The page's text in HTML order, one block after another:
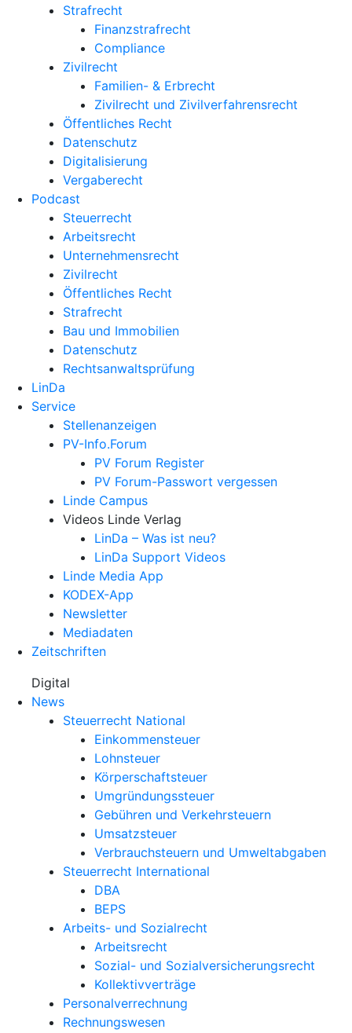
Strafrecht
Finanzstrafrecht
Compliance
Zivilrecht
Familien- & Erbrecht
Zivilrecht und Zivilverfahrensrecht
Öffentliches Recht
Datenschutz
Digitalisierung
Vergaberecht
Podcast
Steuerrecht
Arbeitsrecht
Unternehmens­recht
Zivilrecht
Öffentliches Recht
Strafrecht
Bau und Immobilien
Datenschutz
Rechtsanwalts­prüfung
LinDa
Service
Stellenanzeigen
PV-Info.Forum
PV Forum Register
PV Forum-Passwort vergessen
Linde Campus
Videos Linde Verlag
LinDa – Was ist neu?
LinDa Support Videos
Linde Media App
KODEX-App
Newsletter
Mediadaten
Zeitschriften
Digital
News
Steuerrecht National
Einkommensteuer
Lohnsteuer
Körperschaftsteuer
Umgründungssteuer
Gebühren und Verkehrsteuern
Umsatzsteuer
Verbrauchsteuern und Umweltabgaben
Steuerrecht International
DBA
BEPS
Arbeits- und Sozialrecht
Arbeitsrecht
Sozial- und Sozialversicherungsrecht
Kollektivverträge
Personalverrechnung
Rechnungswesen